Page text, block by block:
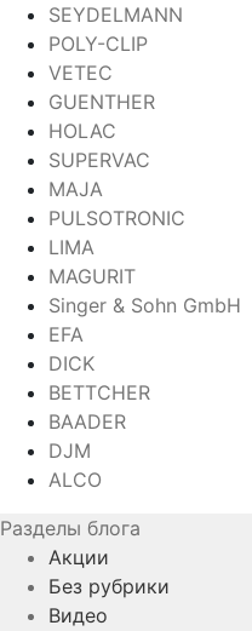
SEYDELMANN
POLY-CLIP
VETEC
GUENTHER
HOLAC
SUPERVAC
MAJA
PULSOTRONIC
LIMA
MAGURIT
Singer & Sohn GmbH
EFA
DICK
BETTCHER
BAADER
DJM
ALCO
Разделы блога
Акции
Без рубрики
Видео